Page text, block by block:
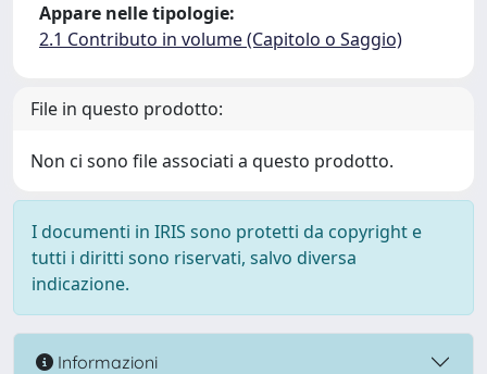
Appare nelle tipologie:
2.1 Contributo in volume (Capitolo o Saggio)
File in questo prodotto:
Non ci sono file associati a questo prodotto.
I documenti in IRIS sono protetti da copyright e
tutti i diritti sono riservati, salvo diversa
indicazione.
Informazioni